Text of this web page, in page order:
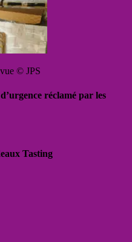
© JPS
réclamé par les
Tasting